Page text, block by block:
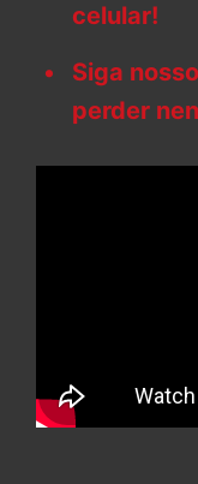
celular!
Siga
perder